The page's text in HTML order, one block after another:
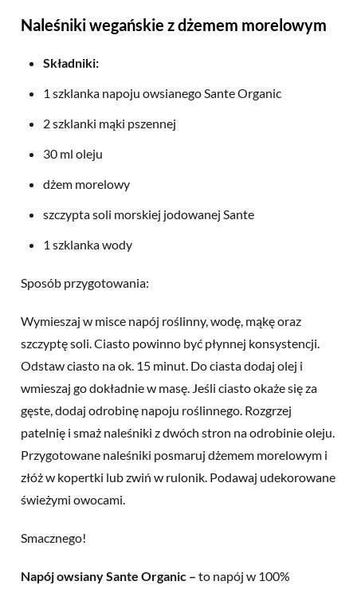
Naleśniki wegańskie z dżemem morelowym
Składniki:
1 szklanka napoju owsianego Sante Organic
2 szklanki mąki pszennej
30 ml oleju
dżem morelowy
szczypta soli morskiej jodowanej Sante
1 szklanka wody
Sposób przygotowania:
Wymieszaj w misce napój roślinny, wodę, mąkę oraz
szczyptę soli. Ciasto powinno być płynnej konsystencji.
Odstaw ciasto na ok. 15 minut. Do ciasta dodaj olej i
wmieszaj go dokładnie w masę. Jeśli ciasto okaże się za
gęste, dodaj odrobinę napoju roślinnego. Rozgrzej
patelnię i smaż naleśniki z dwóch stron na odrobinie oleju.
Przygotowane naleśniki posmaruj dżemem morelowym i
złóż w kopertki lub zwiń w rulonik. Podawaj udekorowane
świeżymi owocami.
Smacznego!
Napój owsiany Sante Organic – to napój w 100%